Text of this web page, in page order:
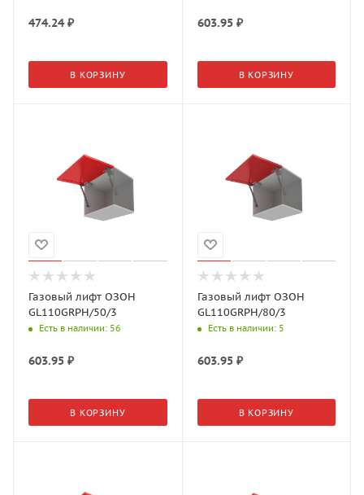
474.24₽
В КОРЗИНУ
603.95₽
В КОРЗИНУ
Газовый лифт ОЗОН
GL110GRPH/50/3
Есть в наличии: 56
603.95 ₽
В КОРЗИНУ
Газовый лифт ОЗОН
GL110GRPH/80/3
Есть в наличии: 5
603.95₽
В КОРЗИНУ